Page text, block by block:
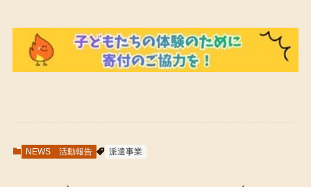
NEWS 活動報告 派遣事業